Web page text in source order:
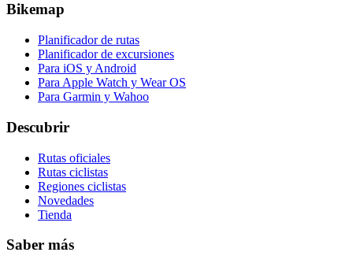
Bikemap
Planificador de rutas
Planificador de excursiones
Para iOS y Android
Para Apple Watch y Wear OS
Para Garmin y Wahoo
Descubrir
Rutas oficiales
Rutas ciclistas
Regiones ciclistas
Novedades
Tienda
Saber más